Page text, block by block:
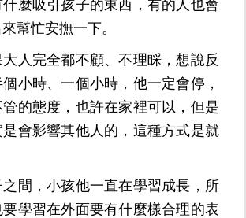
麼吸引孩子的東西，有的人也會
幫忙安撫一下。
人完全都不顧、不理睬，想說反
小時、一個小時，他一定會停，
的態度，也許在家裡可以，但是
會影響其他人的，這種方式是就
之間，小孩他一直在學習成長，所
要學習在外面要有什麼樣合理的表